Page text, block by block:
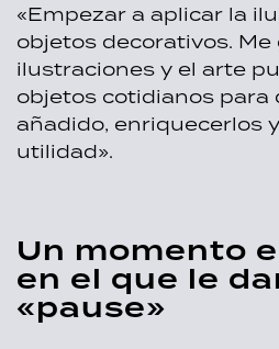
«Empezar a aplicar la
objetos decorativos.
ilustraciones y el arte
objetos cotidianos para
añadido, enriquecerlos
utilidad».
Un momento
en el que le
«pause»